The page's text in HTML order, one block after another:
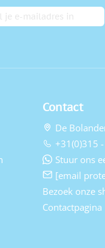
Contact
De
+31(0)315
Stuur ons
[email
Bezoek onze
Contactpagina